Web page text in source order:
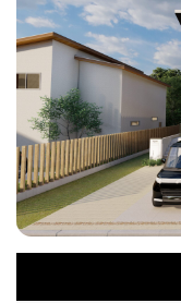
お酒
和食
デート・友達と
温泉
美容アイテム
フィットネス・や
せたい
スポーツ・アウト
ドア
インテリア
保険
趣味・スキルアッ
プ
リフォーム・リノ
ベーション